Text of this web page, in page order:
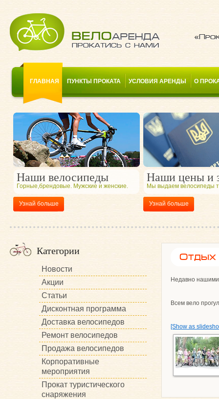
ГЛАВНАЯ ПУНКТЫ ПРОКАТА УСЛОВИЯ АРЕНДЫ О
Наши велосипеды
Горные,брендовые. Мужские и женские.
Узнай больше
Наши цены и
Мы выдаем велосипеды
Узнай больше
Категории
Новости
Акции
Статьи
Дисконтная программа
Доставка велосипедов
Ремонт велосипедов
Продажа велосипедов
Корпоративные
мероприятия
Прокат туристического
снаряжения
Отдых
Недавно
Всем вело
[Show as